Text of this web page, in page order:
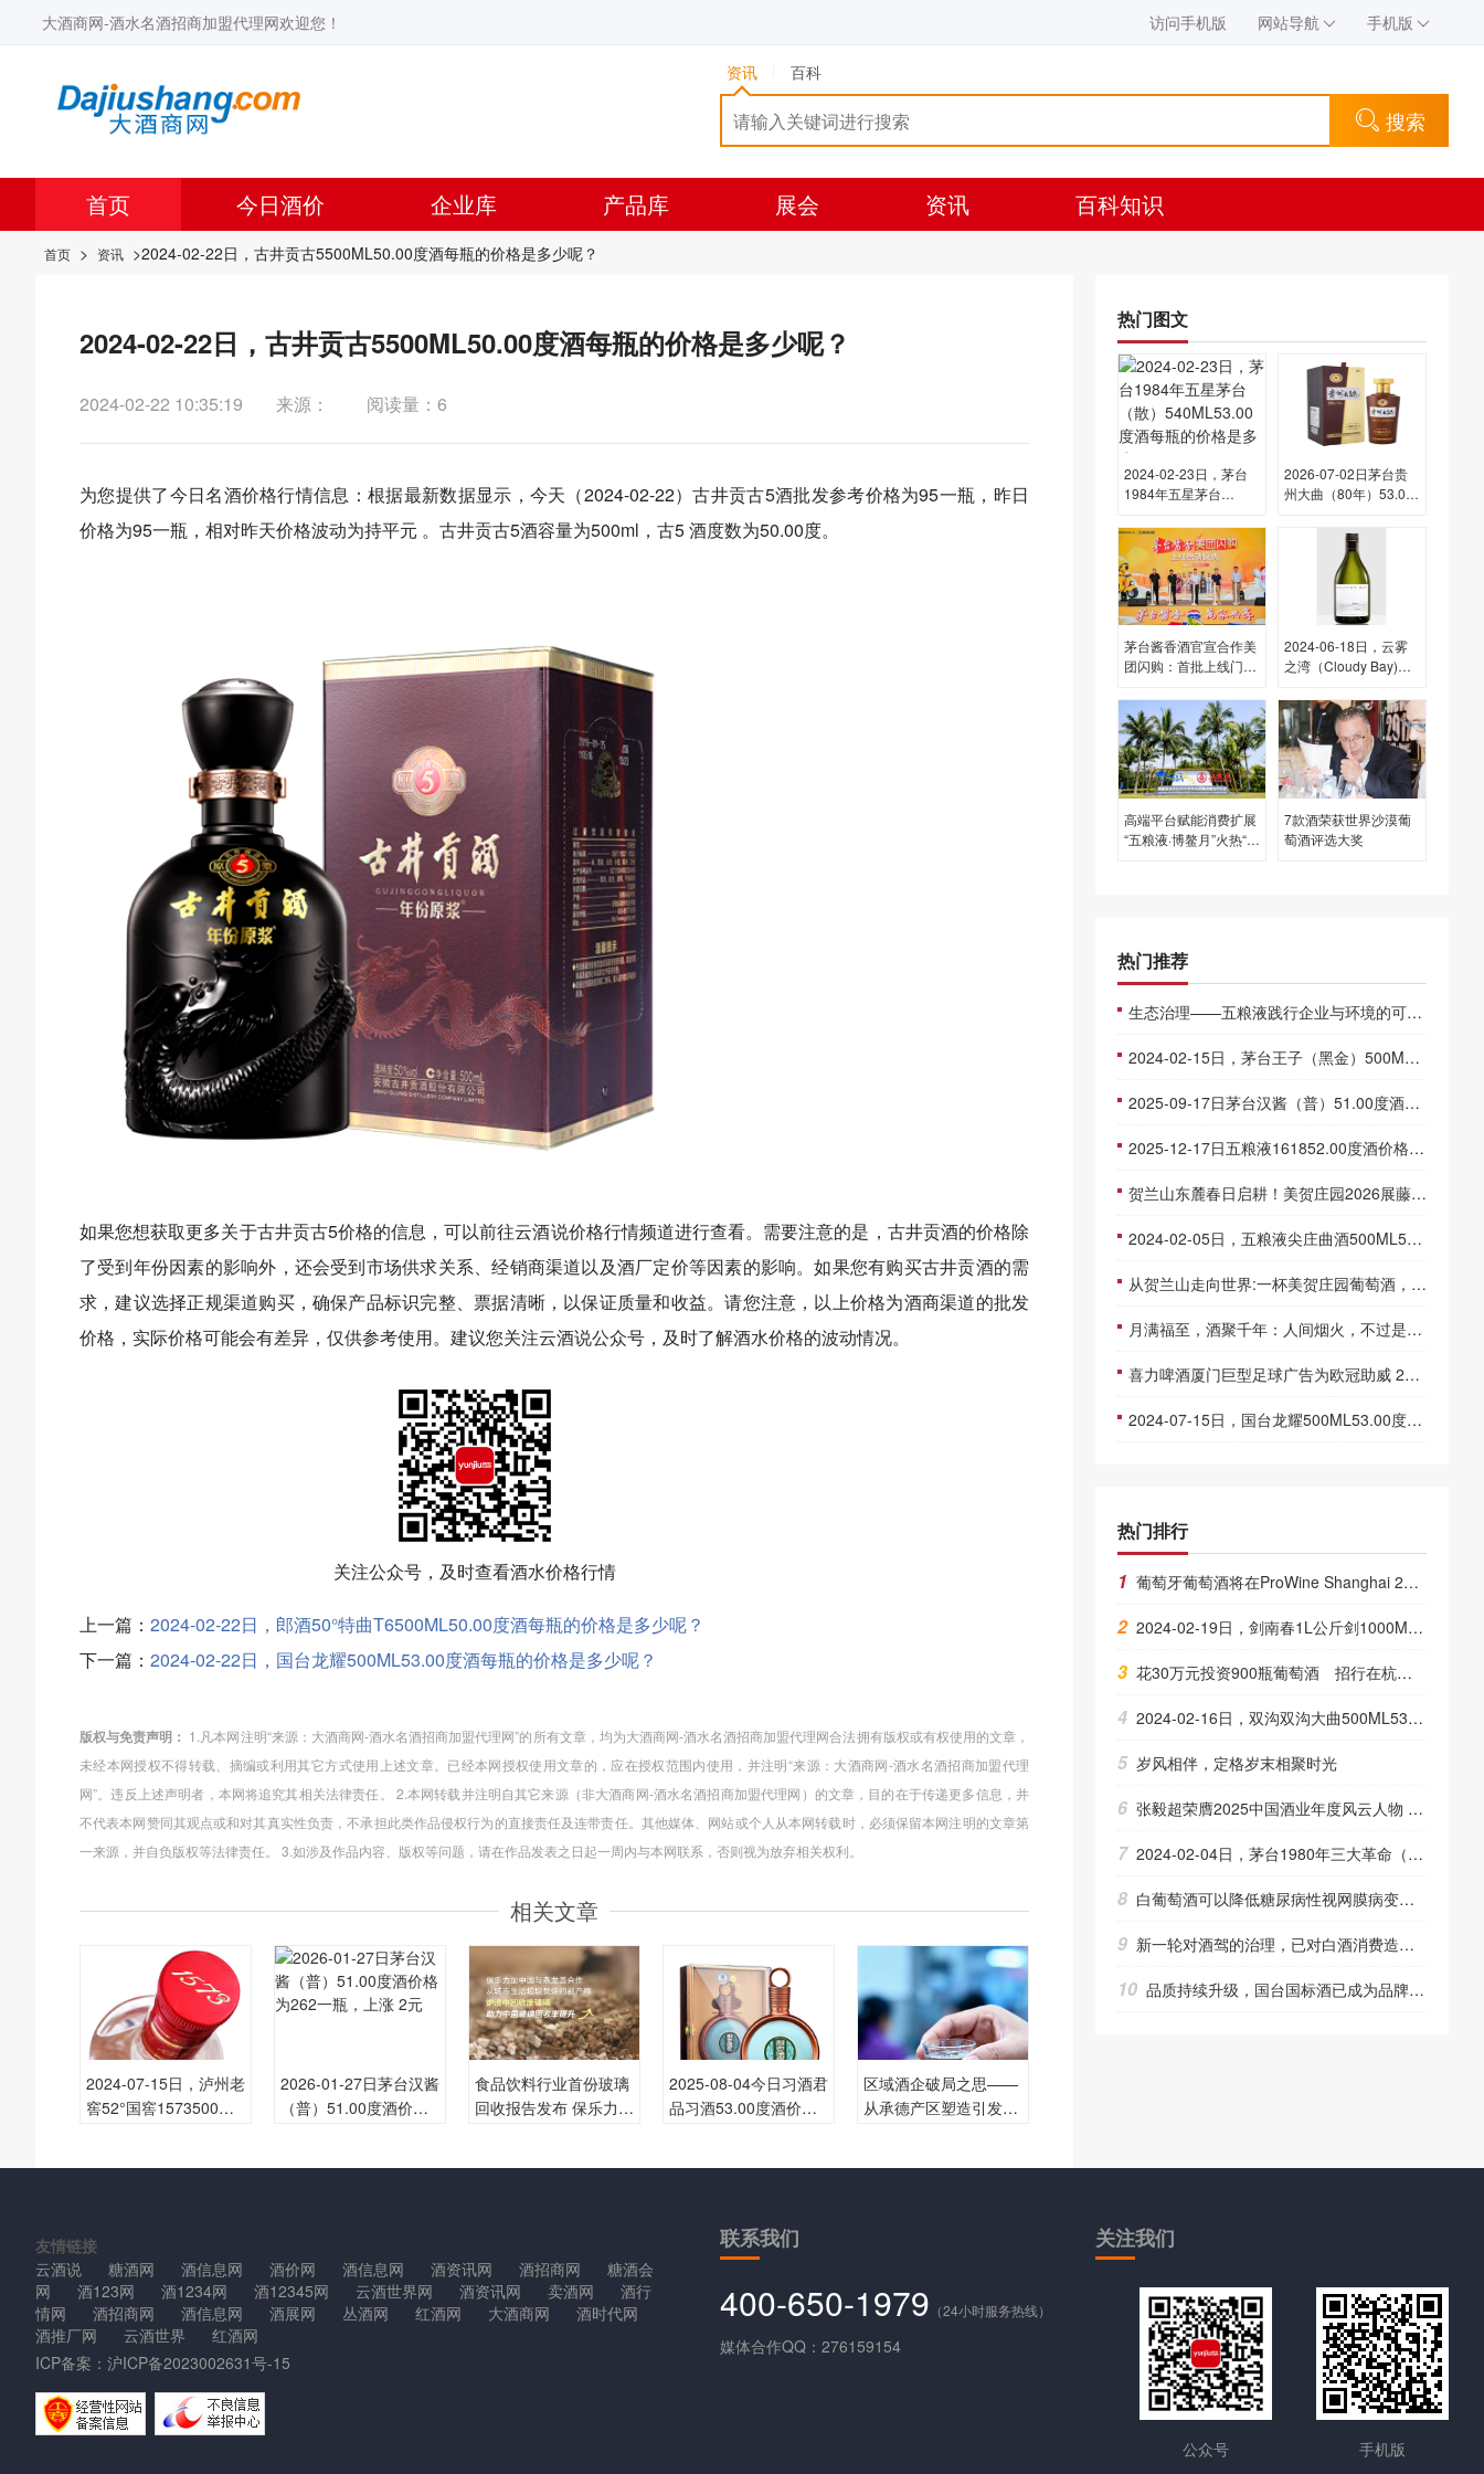
大酒商网-酒水名酒招商加盟代理网欢迎您！ 访问手机版 网站导航 手机版
资讯 百科
搜索
首页 今日酒价 企业库 产品库 展会 资讯 百科知识
首页 > 资讯 >2024-02-22日，古井贡古5500ML50.00度酒每瓶的价格是多少呢？
2024-02-22日，古井贡古5500ML50.00度酒每瓶的价格是多少呢？
2024-02-22 10:35:19 来源： 阅读量：6
为您提供了今日名酒价格行情信息：根据最新数据显示，今天（2024-02-22）古井贡古5酒批发参考价格为95一瓶，昨日
价格为95一瓶，相对昨天价格波动为持平元 。古井贡古5酒容量为500ml，古5 酒度数为50.00度。
如果您想获取更多关于古井贡古5价格的信息，可以前往云酒说价格行情频道进行查看。需要注意的是，古井贡酒的价格除
了受到年份因素的影响外，还会受到市场供求关系、经销商渠道以及酒厂定价等因素的影响。如果您有购买古井贡酒的需
求，建议选择正规渠道购买，确保产品标识完整、票据清晰，以保证质量和收益。请您注意，以上价格为酒商渠道的批发
价格，实际价格可能会有差异，仅供参考使用。建议您关注云酒说公众号，及时了解酒水价格的波动情况。
关注公众号，及时查看酒水价格行情
上一篇： 2024-02-22日，郎酒50°特曲T6500ML50.00度酒每瓶的价格是多少呢？
下一篇： 2024-02-22日，国台龙耀500ML53.00度酒每瓶的价格是多少呢？
版权与免责声明： 1.凡本网注明“来源：大酒商网-酒水名酒招商加盟代理网”的所有文章，均为大酒商网-酒水名酒招商加盟代理网合法拥有版权或有权使用的文章，
未经本网授权不得转载、摘编或利用其它方式使用上述文章。已经本网授权使用文章的，应在授权范围内使用，并注明“来源：大酒商网-酒水名酒招商加盟代理
网”。违反上述声明者，本网将追究其相关法律责任。 2.本网转载并注明自其它来源（非大酒商网-酒水名酒招商加盟代理网）的文章，目的在于传递更多信息，并
不代表本网赞同其观点或和对其真实性负责，不承担此类作品侵权行为的直接责任及连带责任。其他媒体、网站或个人从本网转载时，必须保留本网注明的文章第
一来源，并自负版权等法律责任。 3.如涉及作品内容、版权等问题，请在作品发表之日起一周内与本网联系，否则视为放弃相关权利。
相关文章
2024-07-15日，泸州老
窖52°国窖1573500ML
2026-01-27日茅台汉酱
（普）51.00度酒价格
食品饮料行业首份玻璃
回收报告发布 保乐力加
2025-08-04今日习酒君
品习酒53.00度酒价格
区域酒企破局之思——
从承德产区塑造引发的
热门图文
2024-02-23日，茅台
1984年五星茅台
酒每瓶的价格是多少
呢？
2026-07-02日茅台贵
州大曲（80年）53.00
茅台酱香酒官宣合作美
团闪购：首批上线门店
盟
2024-06-18日，云雾
之湾（Cloudy Bay)长
2019750ML13.00度酒
每瓶的价格是多少呢？
高端平台赋能消费扩展
“五粮液·博鳌月”火热“出
7款酒荣获世界沙漠葡
萄酒评选大奖
热门推荐
生态治理——五粮液践行企业与环境的可持续发展
2024-02-15日，茅台王子（黑金）500ML53.00度酒每瓶的价格是多少呢？
2025-09-17日茅台汉酱（普）51.00度酒价格为253一瓶，下跌 2元
2025-12-17日五粮液161852.00度酒价格为805一瓶，上涨 15元
贺兰山东麓春日启耕！美贺庄园2026展藤盛典圆满举行
2024-02-05日，五粮液尖庄曲酒500ML52.00度酒每瓶的价格是多少呢？
从贺兰山走向世界:一杯美贺庄园葡萄酒，如何让外国博主为之惊叹?
月满福至，酒聚千年：人间烟火，不过是酣畅一场
喜力啤酒厦门巨型足球广告为欧冠助威 2012-05-07
2024-07-15日，国台龙耀500ML53.00度酒每瓶的价格是多少呢？
热门排行
1 葡萄牙葡萄酒将在ProWine Shanghai 2025展现非凡与卓越
2 2024-02-19日，剑南春1L公斤剑1000ML52.00度酒每瓶的价格是多少呢？
3 花30万元投资900瓶葡萄酒 招行在杭首推期酒理财产品
4 2024-02-16日，双沟双沟大曲500ML53.00度酒每瓶的价格是多少呢？
5 岁风相伴，定格岁末相聚时光
6 张毅超荣膺2025中国酒业年度风云人物 武陵酒以长期主义共赴酱酒新未来
7 2024-02-04日，茅台1980年三大革命（散）540ML53.00度酒每瓶的价格是多少呢？
8 白葡萄酒可以降低糖尿病性视网膜病变风险
9 新一轮对酒驾的治理，已对白酒消费造成了实质的影响
10 品质持续升级，国台国标酒已成为品牌价值超千亿的“明星酱酒”
友情链接
云酒说
糖酒网 酒信息网 酒价网 酒信息网 酒资讯网 酒招商网
糖酒会
网
酒123网 酒1234网 酒12345网 云酒世界网 酒资讯网 卖酒网
酒行
情网
酒招商网 酒信息网 酒展网 丛酒网 红酒网 大酒商网
酒时代网
酒推厂网
云酒世界
红酒网
ICP备案： 沪ICP备2023002631号-15
联系我们
400-650-1979 （24小时服务热线）
媒体合作QQ：276159154
关注我们
公众号 手机版